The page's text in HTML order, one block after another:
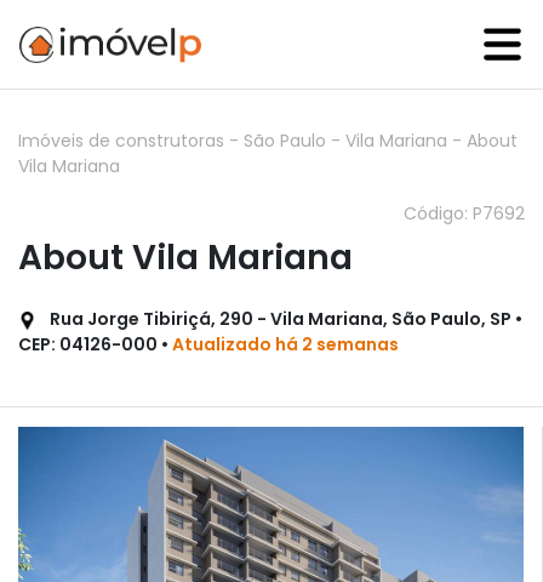
Imóveis de construtoras - São Paulo - Vila Mariana - About
Vila Mariana
Código: P7692
About Vila Mariana
Rua Jorge Tibiriçá, 290 - Vila Mariana, São Paulo, SP •
CEP: 04126-000 • Atualizado há 2 semanas